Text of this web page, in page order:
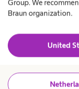
Group. We
Braun organization.
United